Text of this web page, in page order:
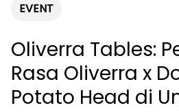
EVENT
Oliverra Tables:
Rasa Oliverra x
Potato Head di